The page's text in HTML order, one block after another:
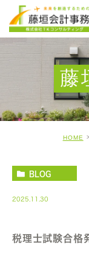
藤
HOME
BLOG
2025.11.30
税理士試験合格